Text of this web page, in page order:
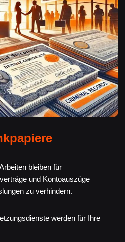
bleiben für
und Kontoauszüge
zu verhindern.
werden für Ihre